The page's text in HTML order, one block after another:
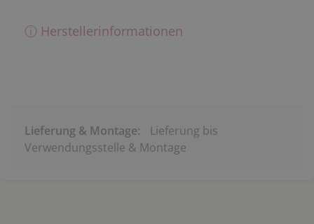
ⓘ Herstellerinformationen
Lieferung & Montage:
Lieferung bis
Verwendungsstelle & Montage